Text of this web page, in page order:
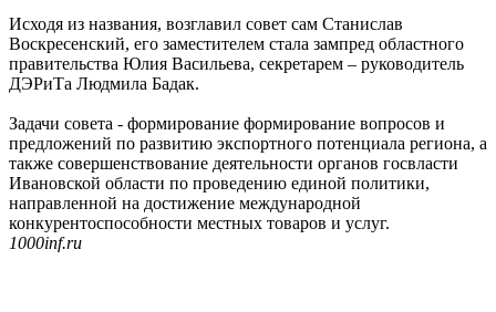
Исходя из названия, возглавил совет сам Станислав
Воскресенский, его заместителем стала зампред областного
правительства Юлия Васильева, секретарем – руководитель
ДЭРиТа Людмила Бадак.
Задачи совета - формирование формирование вопросов и
предложений по развитию экспортного потенциала региона, а
также совершенствование деятельности органов госвласти
Ивановской области по проведению единой политики,
направленной на достижение международной
конкурентоспособности местных товаров и услуг.
1000inf.ru